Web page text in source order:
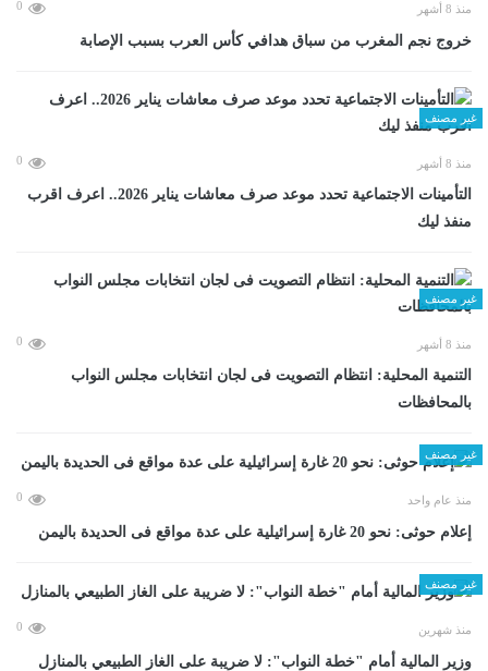
منذ 8 أشهر 0
خروج نجم المغرب من سباق هدافي كأس العرب بسبب الإصابة
غير مصنف
منذ 8 أشهر 0
التأمينات الاجتماعية تحدد موعد صرف معاشات يناير 2026.. اعرف اقرب
منفذ ليك
غير مصنف
منذ 8 أشهر 0
التنمية المحلية: انتظام التصويت فى لجان انتخابات مجلس النواب
بالمحافظات
غير مصنف
منذ عام واحد 0
إعلام حوثى: نحو 20 غارة إسرائيلية على عدة مواقع فى الحديدة باليمن
غير مصنف
منذ شهرين 0
وزير المالية أمام "خطة النواب": لا ضريبة على الغاز الطبيعي بالمنازل